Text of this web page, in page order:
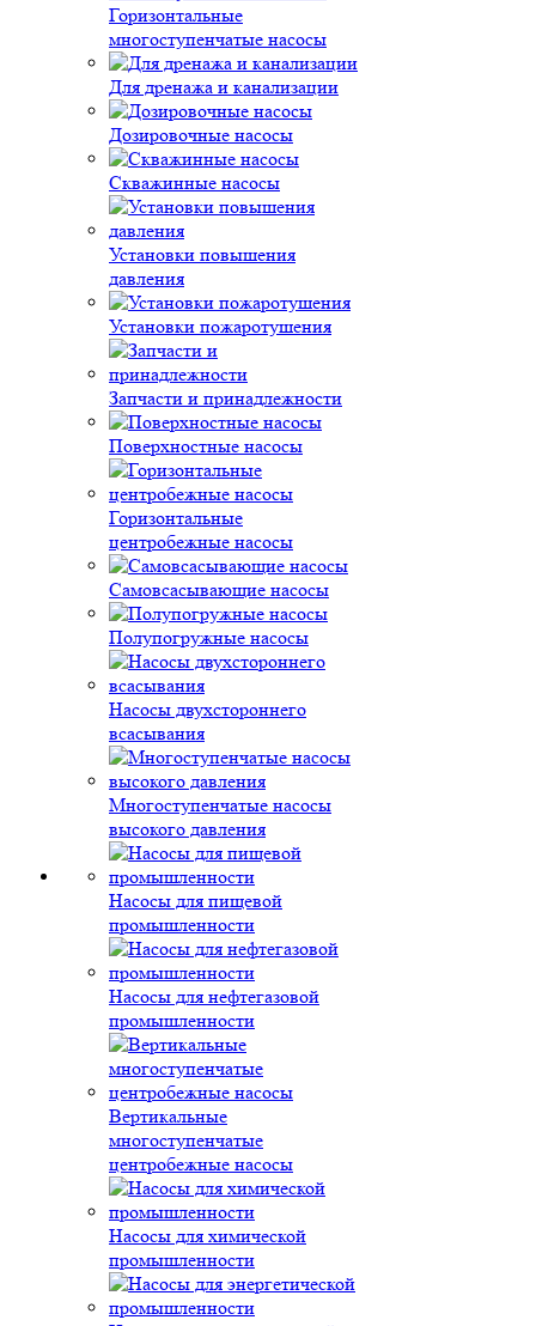
Горизонтальные
многоступенчатые насосы
Для дренажа и канализации
Дозировочные насосы
Скважинные насосы
Установки повышения
давления
Установки пожаротушения
Запчасти и принадлежности
Поверхностные насосы
Горизонтальные
центробежные насосы
Самовсасывающие насосы
Полупогружные насосы
Насосы двухстороннего
всасывания
Многоступенчатые насосы
высокого давления
Насосы для пищевой
промышленности
Насосы для нефтегазовой
промышленности
Вертикальные
многоступенчатые
центробежные насосы
Насосы для химической
промышленности